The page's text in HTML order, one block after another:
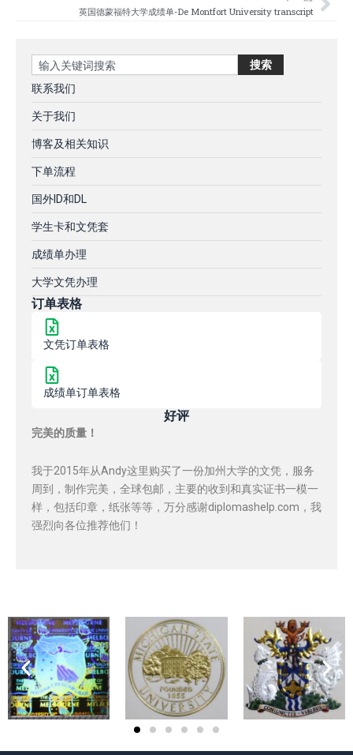
英国德蒙福特大学成绩单-De Montfort University transcript
Search 搜索
联系我们
关于我们
博客及相关知识
下单流程
国外ID和DL
学生卡和文凭套
成绩单办理
大学文凭办理
订单表格
文凭订单表格
成绩单订单表格
好评
完美的质量！
我于2015年从Andy这里购买了一份加州大学的文凭，服务
周到，制作完美，全球包邮，主要的收到和真实证书一模一
样，包括印章，纸张等等，万分感谢diplomashelp.com，我
强烈向各位推荐他们！